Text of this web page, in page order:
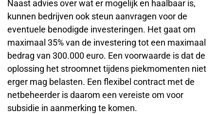
Naast advies over wat er mogelijk en haalbaar is,
kunnen bedrijven ook steun aanvragen voor de
eventuele benodigde investeringen. Het gaat om
maximaal 35% van de investering tot een maximaal
bedrag van 300.000 euro. Een voorwaarde is dat de
oplossing het stroomnet tijdens piekmomenten niet
erger mag belasten. Een flexibel contract met de
netbeheerder is daarom een vereiste om voor
subsidie in aanmerking te komen.